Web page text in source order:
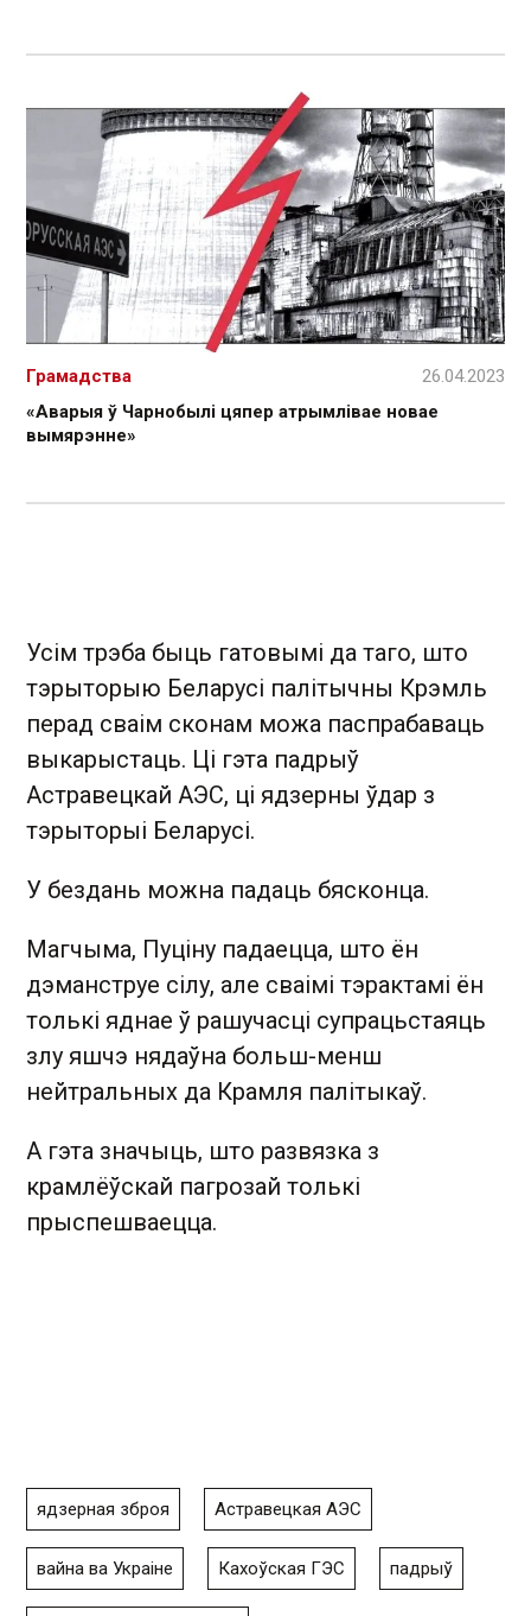
«Аварыя ў Чарнобылі цяпер атрымлівае новае
вымярэнне»
Грамадства 26.04.2023
Усім трэба быць гатовымі да таго, што
тэрыторыю Беларусі палітычны Крэмль
перад сваім сконам можа паспрабаваць
выкарыстаць. Ці гэта падрыў
Астравецкай АЭС, ці ядзерны ўдар з
тэрыторыі Беларусі.
У бездань можна падаць бясконца.
Магчыма, Пуціну падаецца, што ён
дэманструе сілу, але сваімі тэрактамі ён
толькі яднае ў рашучасці супрацьстаяць
злу яшчэ нядаўна больш-менш
нейтральных да Крамля палітыкаў.
А гэта значыць, што развязка з
крамлёўскай пагрозай толькі
прыспешваецца.
ядзерная зброя Астравецкая АЭС
вайна ва Украіне Кахоўская ГЭС падрыў